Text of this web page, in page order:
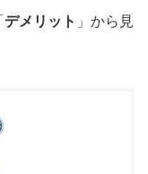
デメリット 」から見